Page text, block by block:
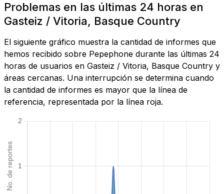
Problemas en las últimas 24 horas en
Gasteiz / Vitoria, Basque Country
El siguiente gráfico muestra la cantidad de informes que
hemos recibido sobre Pepephone durante las últimas 24
horas de usuarios en Gasteiz / Vitoria, Basque Country y
áreas cercanas. Una interrupción se determina cuando
la cantidad de informes es mayor que la línea de
referencia, representada por la línea roja.